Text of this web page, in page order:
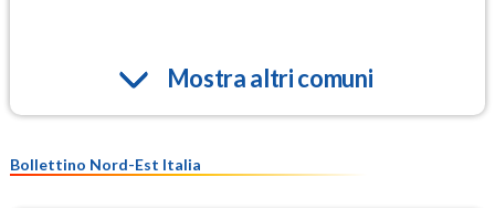
Mostra altri comuni
Bollettino Nord-Est Italia